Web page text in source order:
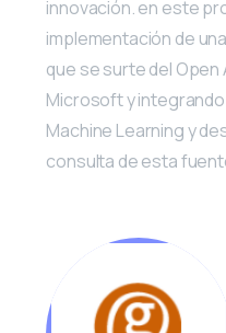
innovación. en este
implementación de
que se surte del Open
Microsoft y
Machine Learning y
consulta de esta